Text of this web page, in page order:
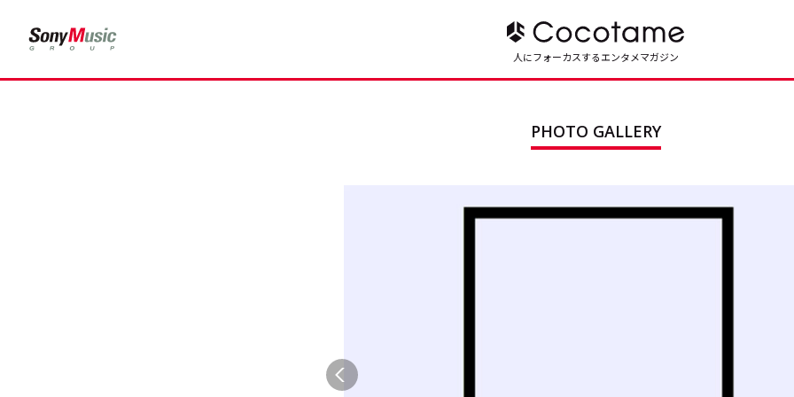
人にフォーカスするエンタメマガジン
PHOTO GALLERY